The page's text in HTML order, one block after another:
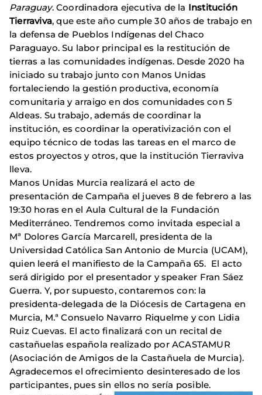
Paraguay. Coordinadora ejecutiva de la Institución
Tierraviva, que este año cumple 30 años de trabajo en
la defensa de Pueblos Indígenas del Chaco
Paraguayo. Su labor principal es la restitución de
tierras a las comunidades indígenas. Desde 2020 ha
iniciado su trabajo junto con Manos Unidas
fortaleciendo la gestión productiva, economía
comunitaria y arraigo en dos comunidades con 5
Aldeas. Su trabajo, además de coordinar la
institución, es coordinar la operativización con el
equipo técnico de todas las tareas en el marco de
estos proyectos y otros, que la institución Tierraviva
lleva.
Manos Unidas Murcia realizará el acto de
presentación de Campaña el jueves 8 de febrero a las
19:30 horas en el Aula Cultural de la Fundación
Mediterráneo. Tendremos como invitada especial a
Mª Dolores García Marcarell, presidenta de la
Universidad Católica San Antonio de Murcia (UCAM),
quien leerá el manifiesto de la Campaña 65. El acto
será dirigido por el presentador y speaker Fran Sáez
Guerra. Y, por supuesto, contaremos con: la
presidenta-delegada de la Diócesis de Cartagena en
Murcia, M.ª Consuelo Navarro Riquelme y con Lidia
Ruiz Cuevas. El acto finalizará con un recital de
castañuelas española realizado por ACASTAMUR
(Asociación de Amigos de la Castañuela de Murcia).
Agradecemos el ofrecimiento desinteresado de los
participantes, pues sin ellos no sería posible.